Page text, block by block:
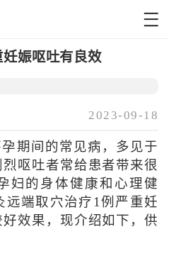
娠呕吐有良效
2023-09-18
期间的常见病，多见于
呕吐者常给患者带来很
妇的身体健康和心理健
远端取穴治疗1例严重妊
效果，现介绍如下，供